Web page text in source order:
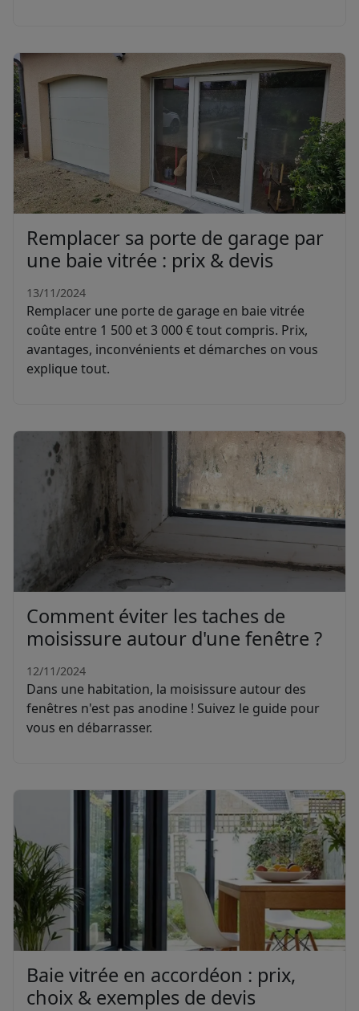
Remplacer sa porte de garage par
une baie vitrée : prix & devis
13/11/2024
Remplacer une porte de garage en baie vitrée
coûte entre 1 500 et 3 000 € tout compris. Prix,
avantages, inconvénients et démarches on vous
explique tout.
Comment éviter les taches de
moisissure autour d'une fenêtre ?
12/11/2024
Dans une habitation, la moisissure autour des
fenêtres n'est pas anodine ! Suivez le guide pour
vous en débarrasser.
Baie vitrée en accordéon : prix,
choix & exemples de devis